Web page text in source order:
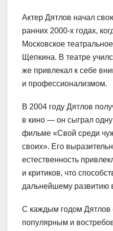
Актер Дятлов начал
ранних 2000-х годах,
Московское
Щепкина. В театре
же привлекал к себе
и профессионализмом.
В 2004 году Дятлов
в кино — он сыграл
фильме «Свой среди
своих». Его
естественность
и критиков, что
дальнейшему развитию
С каждым годом Дятлов
популярным и